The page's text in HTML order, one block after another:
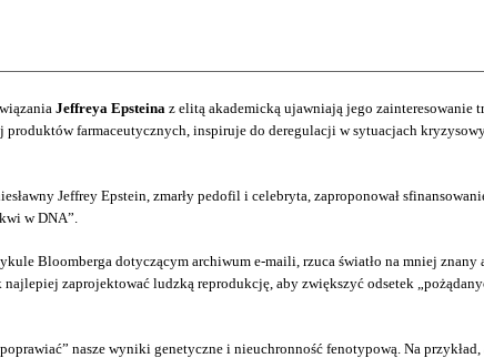
Jeffreya Epsteina z elitą akademicką ujawniają jego zainteresowanie
produktów farmaceutycznych, inspiruje do deregulacji w sytuacjach
Jeffrey Epstein, zmarły pedofil i celebryta, zaproponował
w DNA”.
Bloomberga dotyczącym archiwum e-maili, rzuca światło na mniej
zaprojektować ludzką reprodukcję, aby zwiększyć odsetek
nasze wyniki genetyczne i nieuchronność fenotypową. Na